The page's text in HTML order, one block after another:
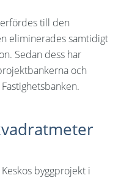
till den
eliminerades samtidigt
Sedan dess har
och
byggprojekt i